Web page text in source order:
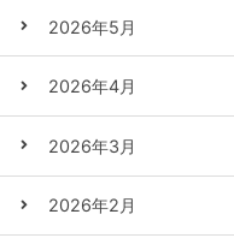
2026年5月
2026年4月
2026年3月
2026年2月